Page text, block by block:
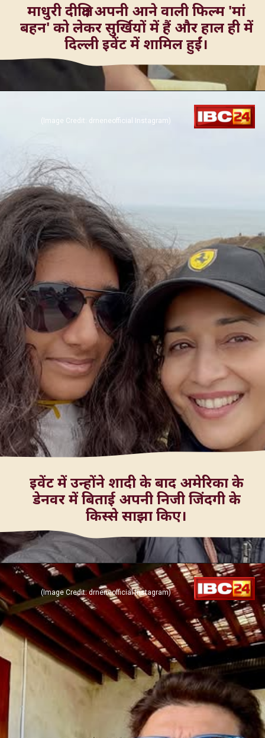
माधुरी दीक्षित अपनी आने वाली फिल्म 'मां
बहन' को लेकर सुर्खियों में हैं और हाल ही में
(Image Credit: drneneofficial Instagram)
इवेंट में उन्होंने शादी के बाद अमेरिका के
डेनवर में बिताई अपनी निजी जिंदगी के
(Image Credit: drneneofficial Instagram)